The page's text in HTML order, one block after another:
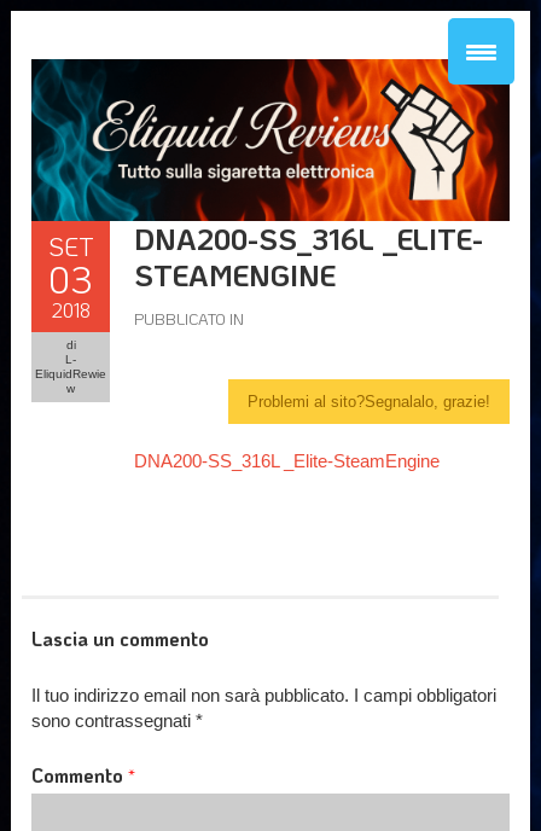
SET
03
2018
di
L-
EliquidRewie
w
DNA200-SS_316L _ELITE-
STEAMENGINE
PUBBLICATO IN
Problemi al sito?Segnalalo, grazie!
DNA200-SS_316L _Elite-SteamEngine
Lascia un commento
Il tuo indirizzo email non sarà pubblicato. I campi obbligatori
sono contrassegnati*
Commento*